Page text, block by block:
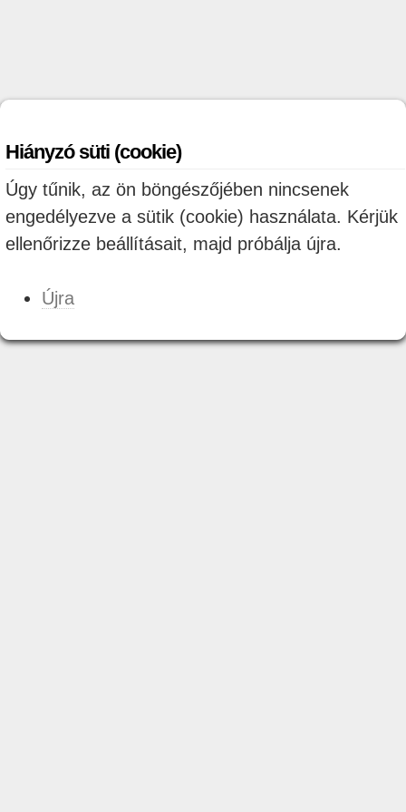
Hiányzó süti (cookie)
Úgy tűnik, az ön böngészőjében nincsenek
engedélyezve a sütik (cookie) használata. Kérjük
ellenőrizze beállításait, majd próbálja újra.
Újra